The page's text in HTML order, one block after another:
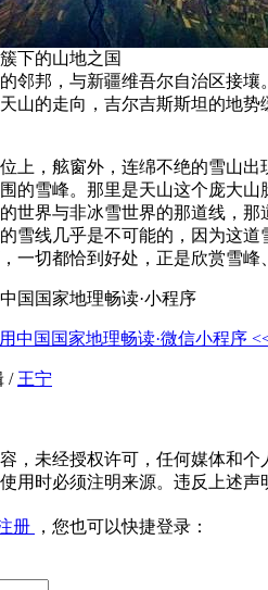
下的山地之国
邻邦，与新疆维吾尔自治区接
山的走向，吉尔吉斯斯坦的地
上，舷窗外，连绵不绝的雪山
的雪峰。那里是天山这个庞大
世界与非冰雪世界的那道线，
雪线几乎是不可能的，因为这
一切都恰到好处，正是欣赏雪峰
中国国家地理畅读·微信小程序
/ 王宁
，未经授权许可，任何媒体和个
用时必须注明来源。违反上述声
册 ，您也可以快捷登录：